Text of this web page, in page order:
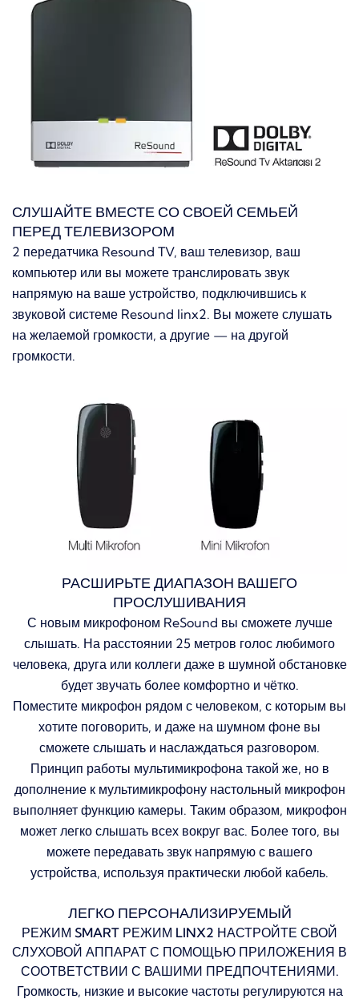
СЛУШАЙТЕ ВМЕСТЕ СО СВОЕЙ СЕМЬЕЙ
ПЕРЕД ТЕЛЕВИЗОРОМ
2 передатчика Resound TV, ваш телевизор, ваш
компьютер или вы можете транслировать звук
напрямую на ваше устройство, подключившись к
звуковой системе Resound linx2. Вы можете слушать
на желаемой громкости, а другие — на другой
громкости.
РАСШИРЬТЕ ДИАПАЗОН ВАШЕГО
ПРОСЛУШИВАНИЯ
С новым микрофоном ReSound вы сможете лучше
слышать. На расстоянии 25 метров голос любимого
человека, друга или коллеги даже в шумной обстановке
будет звучать более комфортно и чётко.
Поместите микрофон рядом с человеком, с которым вы
хотите поговорить, и даже на шумном фоне вы
сможете слышать и наслаждаться разговором.
Принцип работы мультимикрофона такой же, но в
дополнение к мультимикрофону настольный микрофон
выполняет функцию камеры. Таким образом, микрофон
может легко слышать всех вокруг вас. Более того, вы
можете передавать звук напрямую с вашего
устройства, используя практически любой кабель.
ЛЕГКО ПЕРСОНАЛИЗИРУЕМЫЙ
РЕЖИМ SMART РЕЖИМ LINX2 НАСТРОЙТЕ СВОЙ
СЛУХОВОЙ АППАРАТ С ПОМОЩЬЮ ПРИЛОЖЕНИЯ В
СООТВЕТСТВИИ С ВАШИМИ ПРЕДПОЧТЕНИЯМИ.
Громкость, низкие и высокие частоты регулируются на